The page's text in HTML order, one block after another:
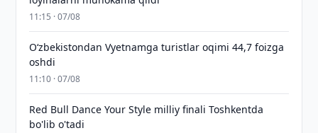
11:15 · 07/08
O‘zbekistondan Vyetnamga turistlar oqimi 44,7 foizga
oshdi
11:10 · 07/08
Red Bull Dance Your Style milliy finali Toshkentda
bo'lib o'tadi